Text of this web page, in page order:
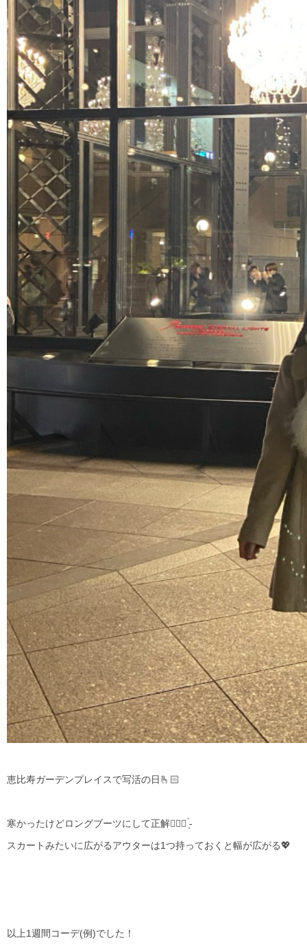
恵比寿ガーデンプレイスで写活の日🫰🏻
寒かったけどロングブーツにして正解🙆🏻‍♀️ ̖́-‬
スカートみたいに広がるアウターは1つ持っておくと幅が広がる💖
以上1週間コーデ(例)でした！